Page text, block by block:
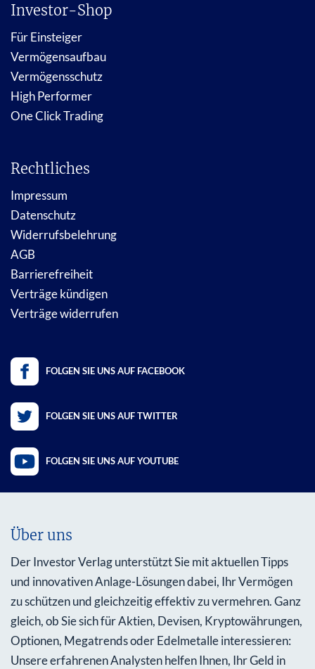
Investor-Shop
Für Einsteiger
Vermögensaufbau
Vermögensschutz
High Performer
One Click Trading
Rechtliches
Impressum
Datenschutz
Widerrufsbelehrung
AGB
Barrierefreiheit
Verträge kündigen
Verträge widerrufen
FOLGEN SIE UNS AUF FACEBOOK
FOLGEN SIE UNS AUF TWITTER
FOLGEN SIE UNS AUF YOUTUBE
Über uns
Der Investor Verlag unterstützt Sie mit aktuellen Tipps
und innovativen Anlage-Lösungen dabei, Ihr Vermögen
zu schützen und gleichzeitig effektiv zu vermehren. Ganz
gleich, ob Sie sich für Aktien, Devisen, Kryptowährungen,
Optionen, Megatrends oder Edelmetalle interessieren:
Unsere erfahrenen Analysten helfen Ihnen, Ihr Geld in